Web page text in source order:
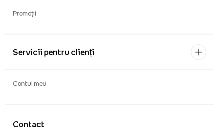
Promoții
Servicii pentru clienți
Contact
Contul meu